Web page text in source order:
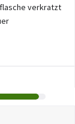
verkratzt